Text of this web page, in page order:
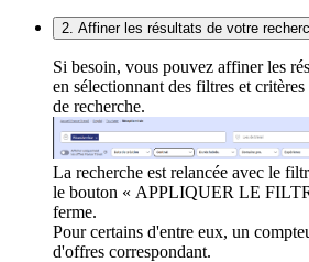
2. Affiner les résultats de votre
Si besoin, vous pouvez affiner les
en sélectionnant des filtres et critères
de recherche.
La recherche est relancée avec le
le bouton « APPLIQUER LE
ferme.
Pour certains d'entre eux, un
d'offres correspondant.